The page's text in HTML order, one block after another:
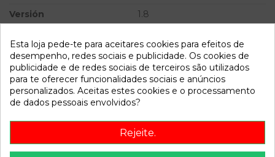
Versión
1.8
Modelo
80 (811/813)
Referência 807692
Disponível a partir de: 2022-04-05
Descrição
Esta loja pede-te para aceitares cookies para efeitos de
desempenho, redes sociais e publicidade. Os cookies de
publicidade e de redes sociais de terceiros são utilizados
para te oferecer funcionalidades sociais e anúncios
personalizados. Aceitas estes cookies e o processamento
de dados pessoais envolvidos?
Rejeite.